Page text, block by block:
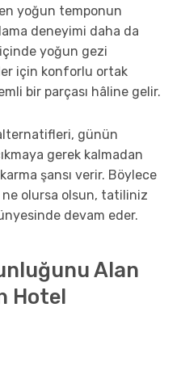
yoğun temponun
deneyimi daha da
yoğun gezi
için konforlu ortak
bir parçası hâline gelir.
günün
gerek kalmadan
şansı verir. Böylece
olursa olsun, tatiliniz
devam eder.
Alan
Hotel